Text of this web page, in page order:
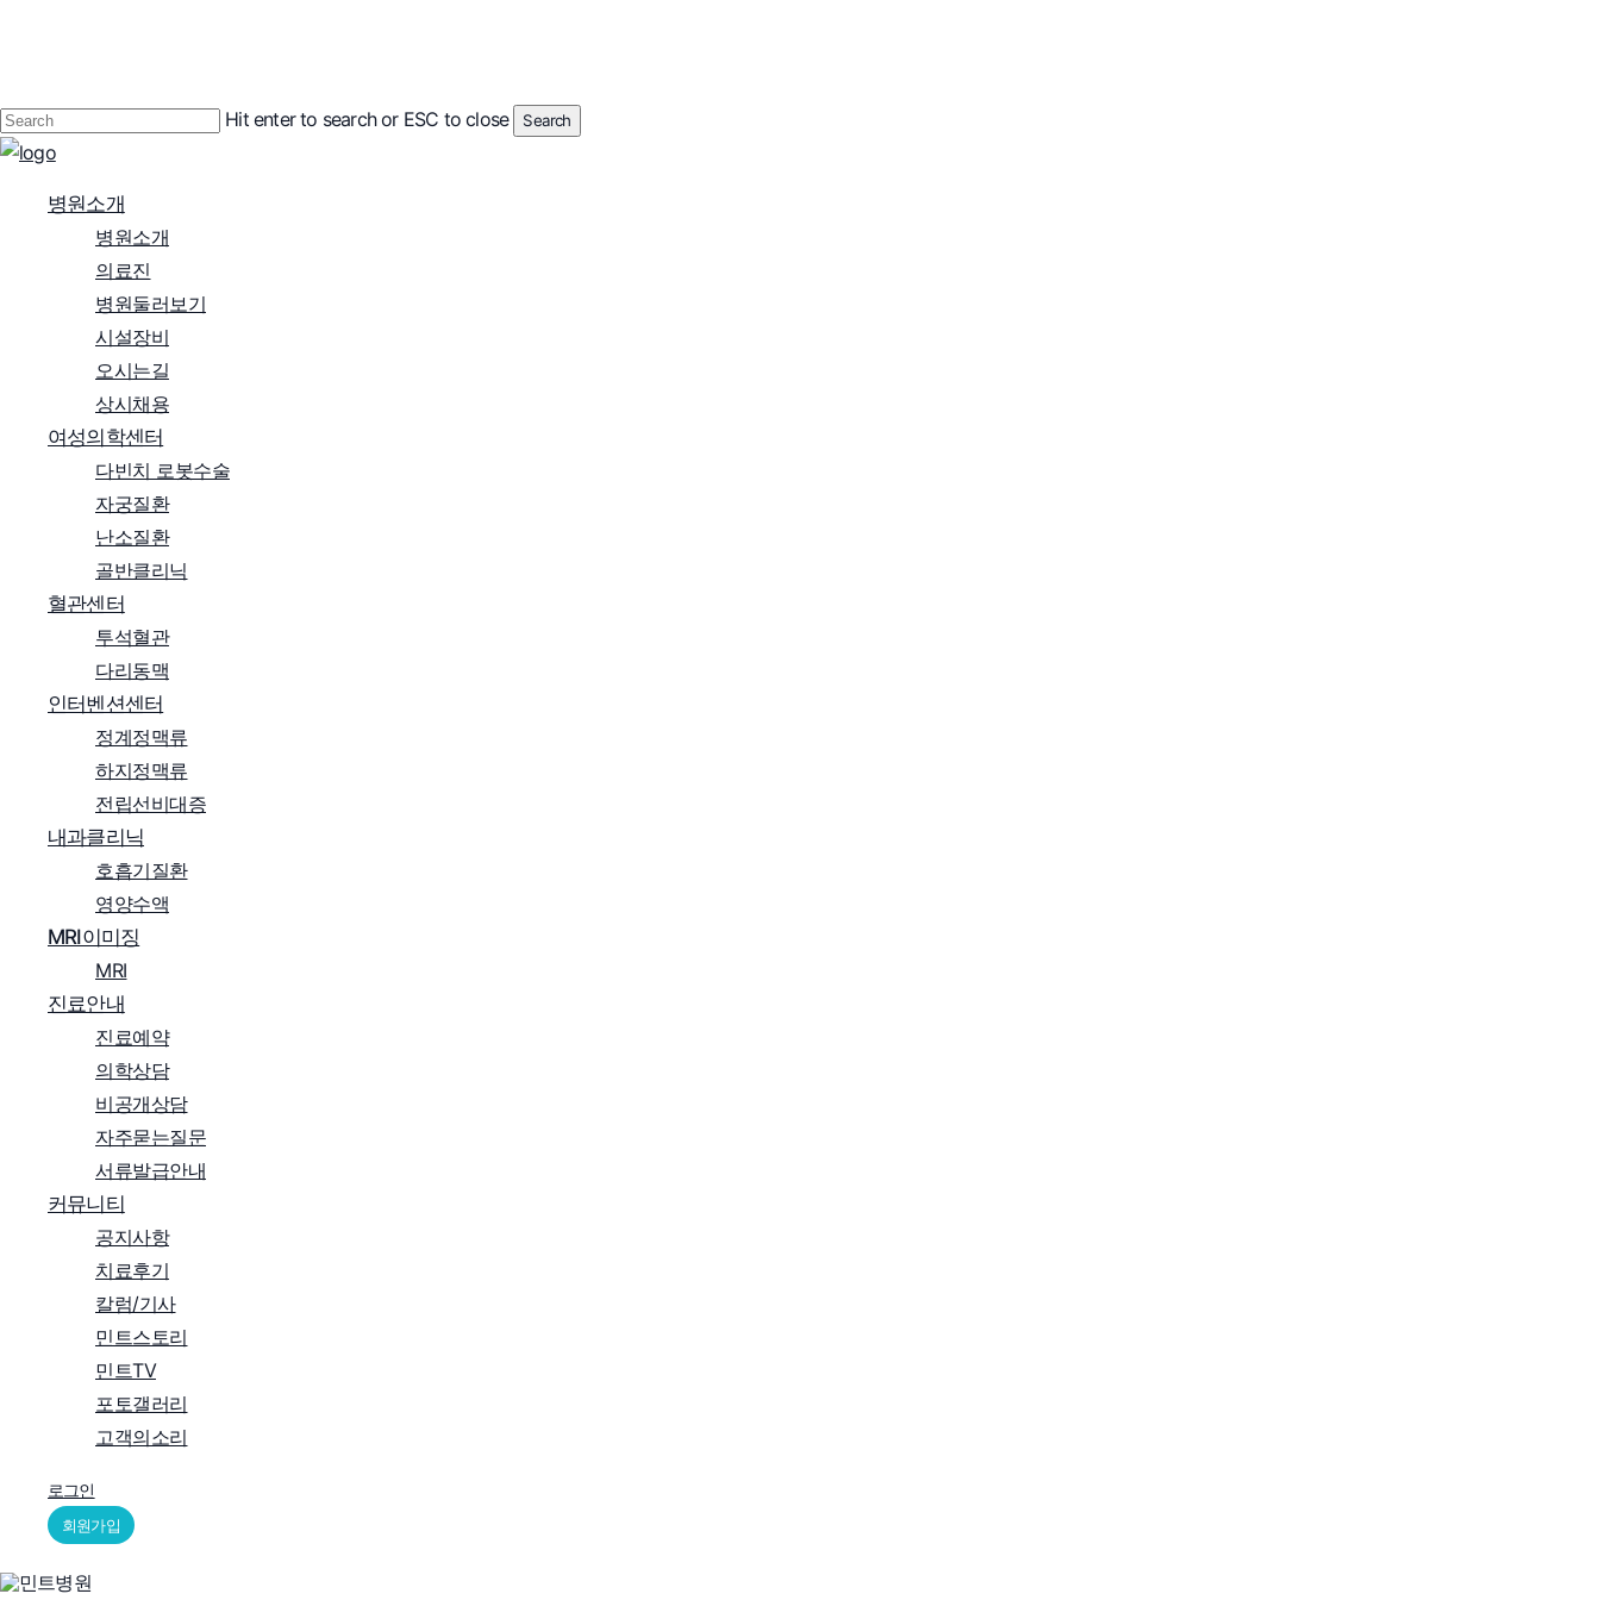
content
Hit enter to search or ESC to close Search
Close
병원소개
병원소개
의료진
병원둘러보기
시설장비
오시는길
상시채용
여성의학센터
다빈치 로봇수술
자궁질환
난소질환
골반클리닉
혈관센터
투석혈관
다리동맥
인터벤션센터
정계정맥류
하지정맥류
전립선비대증
내과클리닉
호흡기질환
영양수액
MRI이미징
MRI
진료안내
진료예약
의학상담
비공개상담
자주묻는질문
서류발급안내
커뮤니티
공지사항
치료후기
칼럼/기사
민트스토리
민트TV
포토갤러리
고객의소리
로그인
회원가입